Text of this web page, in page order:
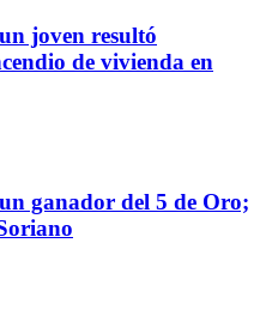
joven resultó
de vivienda en
ganador del 5 de Oro;